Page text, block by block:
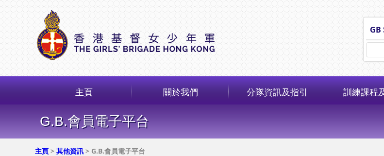
GB
主頁 關於我們 分隊資訊及指引 訓練課程
G.B.會員電子平台
主頁 > 其他資訊 > G.B.會員電子平台